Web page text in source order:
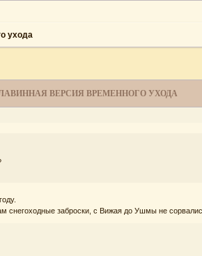
ухода
ВЕРСИЯ ВРЕМЕННОГО УХОДА
снегоходные заброски, с Вижая до Ушмы не